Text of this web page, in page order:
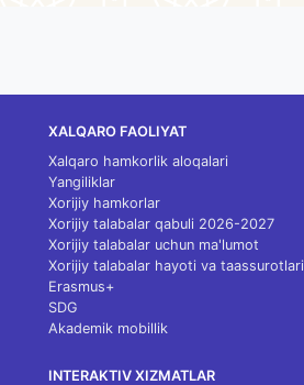
XALQARO FAOLIYAT
Xalqaro hamkorlik aloqalari
Yangiliklar
Xorijiy hamkorlar
Xorijiy talabalar qabuli 2026-2027
Xorijiy talabalar uchun ma'lumot
Xorijiy talabalar hayoti va taassurotlari
Erasmus+
SDG
Akademik mobillik
INTERAKTIV XIZMATLAR